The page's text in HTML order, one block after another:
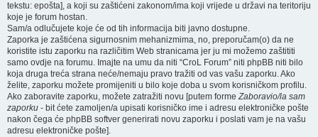
tekstu: epošta], a koji su zaštićeni zakonom/ima koji vrijede u državi na teritoriju
koje je forum hostan.
Sam/a odlučujete koje će od tih informacija biti javno dostupne.
Zaporka je zaštićena sigurnosnim mehanizmima, no, preporučam(o) da ne
koristite istu zaporku na različitim Web stranicama jer ju mi možemo zaštititi
samo ovdje na forumu. Imajte na umu da niti “CroL Forum” niti phpBB niti bilo
koja druga treća strana neće/nemaju pravo tražiti od vas vašu zaporku. Ako
želite, zaporku možete promijeniti u bilo koje doba u svom korisničkom profilu.
Ako zaboravite zaporku, možete zatražiti novu [putem formeZaboravio/la sam
zaporku - bit ćete zamoljen/a upisati korisničko ime i adresu elektroničke pošte
nakon čega će phpBB softver generirati novu zaporku i poslati vam je na vašu
adresu elektroničke pošte].